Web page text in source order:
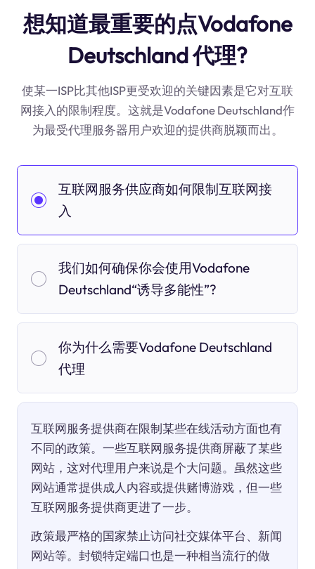
想知道最重要的点Vodafone
Deutschland 代理?
使某一ISP比其他ISP更受欢迎的关键因素是它对互联
网接入的限制程度。这就是Vodafone Deutschland作
为最受代理服务器用户欢迎的提供商脱颖而出。
互联网服务供应商如何限制互联网接
入
我们如何确保你会使用Vodafone
Deutschland“诱导多能性”?
你为什么需要Vodafone Deutschland
代理
互联网服务提供商在限制某些在线活动方面也有
不同的政策。一些互联网服务提供商屏蔽了某些
网站，这对代理用户来说是个大问题。虽然这些
网站通常提供成人内容或提供赌博游戏，但一些
互联网服务提供商更进了一步。
政策最严格的国家禁止访问社交媒体平台、新闻
网站等。封锁特定端口也是一种相当流行的做